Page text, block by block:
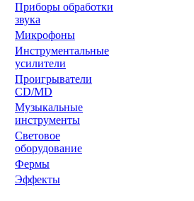
Приборы обработки
звука
Микрофоны
Инструментальные
усилители
Проигрыватели
CD/MD
Музыкальные
инструменты
Световое
оборудование
Фермы
Эффекты